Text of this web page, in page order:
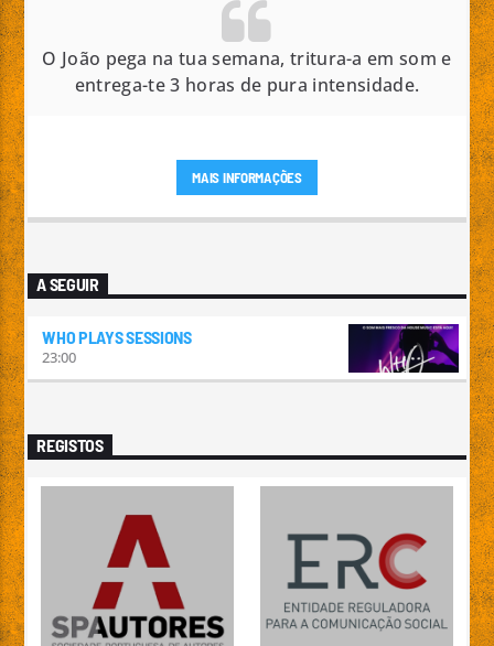
O João pega na tua semana, tritura-a em som e
entrega-te 3 horas de pura intensidade.
MAIS INFORMAÇÕES
A SEGUIR
WHO PLAYS SESSIONS
23:00
REGISTOS